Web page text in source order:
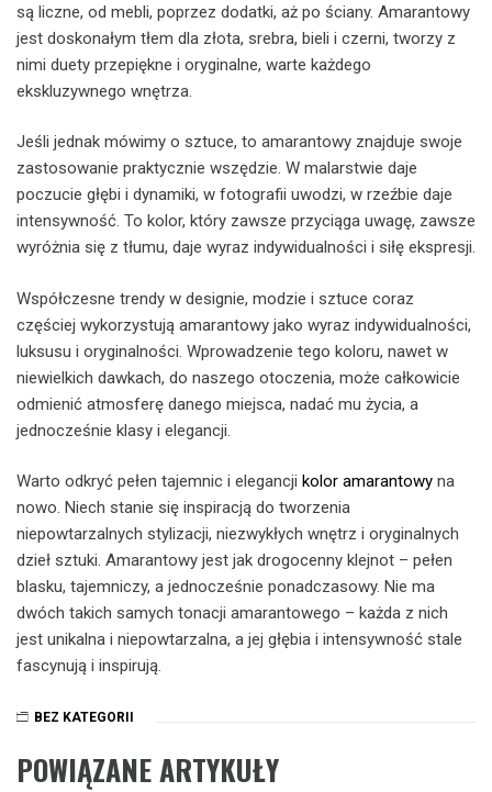
są liczne, od mebli, poprzez dodatki, aż po ściany. Amarantowy
jest doskonałym tłem dla złota, srebra, bieli i czerni, tworzy z
nimi duety przepiękne i oryginalne, warte każdego
ekskluzywnego wnętrza.
Jeśli jednak mówimy o sztuce, to amarantowy znajduje swoje
zastosowanie praktycznie wszędzie. W malarstwie daje
poczucie głębi i dynamiki, w fotografii uwodzi, w rzeźbie daje
intensywność. To kolor, który zawsze przyciąga uwagę, zawsze
wyróżnia się z tłumu, daje wyraz indywidualności i siłę ekspresji.
Współczesne trendy w designie, modzie i sztuce coraz
częściej wykorzystują amarantowy jako wyraz indywidualności,
luksusu i oryginalności. Wprowadzenie tego koloru, nawet w
niewielkich dawkach, do naszego otoczenia, może całkowicie
odmienić atmosferę danego miejsca, nadać mu życia, a
jednocześnie klasy i elegancji.
Warto odkryć pełen tajemnic i elegancji kolor amarantowy na
nowo. Niech stanie się inspiracją do tworzenia
niepowtarzalnych stylizacji, niezwykłych wnętrz i oryginalnych
dzieł sztuki. Amarantowy jest jak drogocenny klejnot – pełen
blasku, tajemniczy, a jednocześnie ponadczasowy. Nie ma
dwóch takich samych tonacji amarantowego – każda z nich
jest unikalna i niepowtarzalna, a jej głębia i intensywność stale
fascynują i inspirują.
BEZ KATEGORII
POWIĄZANE ARTYKUŁY